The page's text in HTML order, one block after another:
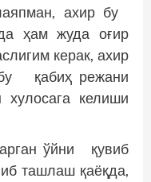
ахир бу
ҳам жуда оғир
керак, ахир
қабиҳ режани
хулосага келиши
ўйни қувиб
ташлаш қаёқда,